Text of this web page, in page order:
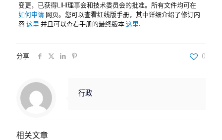
变更，已获得LIHI理事会和技术委员会的批准。所有文件均可在
如何申请网页。您可以查看红线版手册，其中详细介绍了修订内
容这里 并且可以查看手册的最终版本这里.
分享 0
行政
相关文章